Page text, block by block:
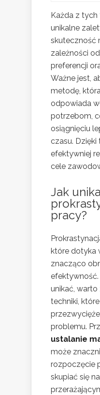
Każda z
unikalne
skuteczność
zależności
preferencji
Ważne jest,
metodę,
odpowiada
potrzebom,
osiągnięciu
czasu.
efektywniej
cele
Jak
pracy?
które dotyka
znacząco
efektywność.
unikać,
techniki,
problemu.
ustalanie
może
rozpoczęcie
skupiać się